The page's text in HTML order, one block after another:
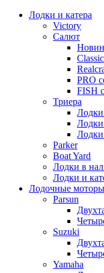
Лодки и катера
Victory
Салют
Classic
PRO
FISH
Триера
Parker
Boat Yard
Лодки в
Лодки и
Лодочные моторы
Parsun
Suzuki
Yamaha